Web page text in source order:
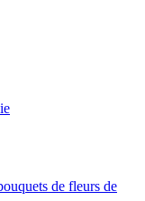
de fleurs de